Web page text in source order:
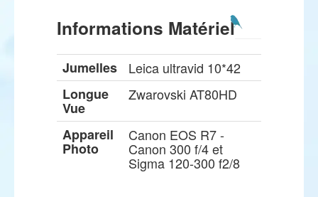
Informations Matériel
Jumelles
Leica ultravid 10*42
Longue
Vue
Zwarovski AT80HD
Appareil
Photo
Canon EOS R7 -
Canon 300 f/4 et
Sigma 120-300 f2/8